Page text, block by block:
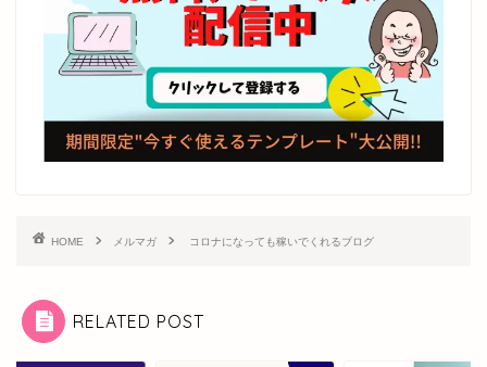
HOME メルマガ コロナになっても稼いでくれるブログ
RELATED POST